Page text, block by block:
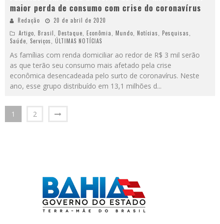
maior perda de consumo com crise do coronavírus
Redação
20 de abril de 2020
Artigo Brasil Destaque Econômia Mundo Notícias Pesquisas
Saúde
Serviços ÚLTIMAS NOTÍCIAS
As famílias com renda domiciliar ao redor de R$ 3 mil serão
as que terão seu consumo mais afetado pela crise
econômica desencadeada pelo surto de coronavírus. Neste
ano, esse grupo distribuído em 13,1 milhões d...
1 2